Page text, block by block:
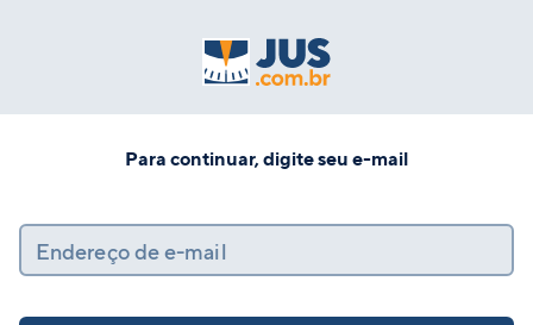
Para continuar, digite seu e-mail
Endereço de e-mail